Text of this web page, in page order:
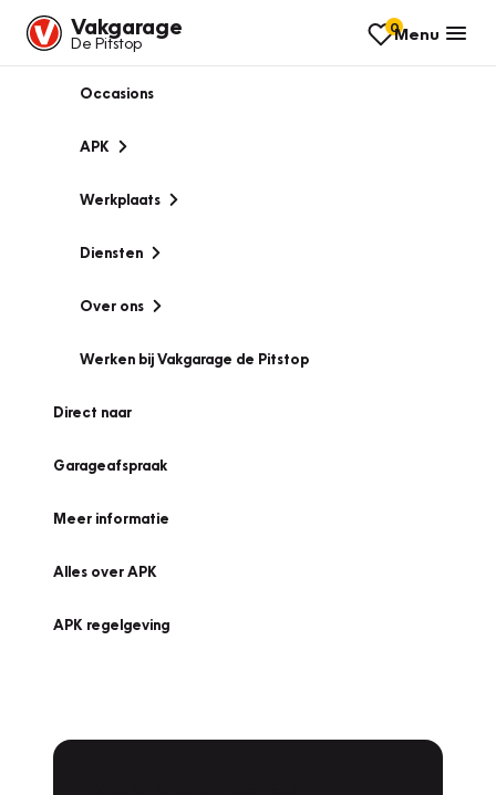
Vakgarage
De Pitstop
0Menu
Occasions
APK
Werkplaats
Diensten
Over ons
Werken bij Vakgarage de Pitstop
Direct naar
Garageafspraak
Meer informatie
Alles over APK
APK regelgeving